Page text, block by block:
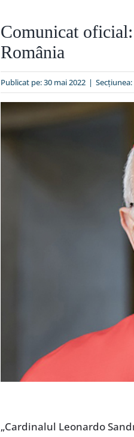
Comunicat
România
Publicat pe: 30 mai 2022 | Secțiunea:
„Cardinalul Leonardo